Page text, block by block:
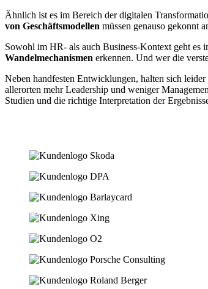
Ähnlich ist es im Bereich der digitalen
von Geschäftsmodellen müssen genauso gekonnt
Sowohl im HR- als auch Business-Kontext geht es
Wandelmechanismen erkennen. Und wer die
Neben handfesten Entwicklungen, halten sich leider
allerorten mehr Leadership und weniger
Studien und die richtige Interpretation der